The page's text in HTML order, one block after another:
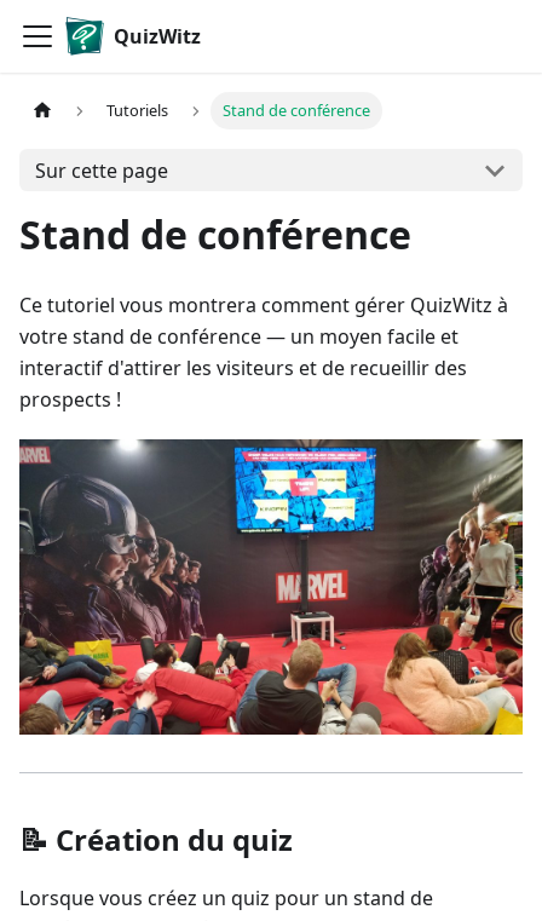
QuizWitz
Tutoriels Stand de conférence
Sur cette page
Stand de conférence
Ce tutoriel vous montrera comment gérer QuizWitz à
votre stand de conférence — un moyen facile et
interactif d'attirer les visiteurs et de recueillir des
prospects !
📝 Création du quiz
Lorsque vous créez un quiz pour un stand de